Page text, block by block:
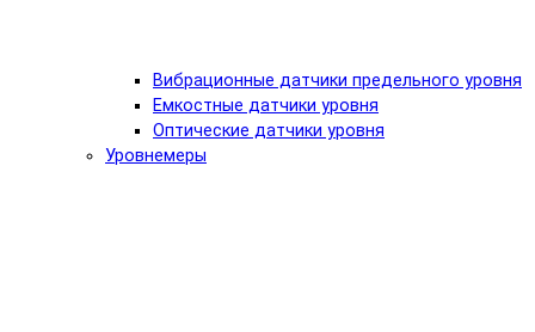
Вибрационные датчики предельного уровня
Емкостные датчики уровня
Оптические датчики уровня
Уровнемеры